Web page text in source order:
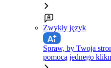
Zwykły język
Spraw, by Twoja
pomocą jednego